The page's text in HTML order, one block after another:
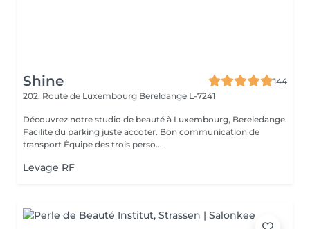
Shine
144
202, Route de Luxembourg Bereldange L-7241
Découvrez notre studio de beauté à Luxembourg, Bereledange.
Facilite du parking juste accoter. Bon communication de
transport Équipe des trois perso...
Levage RF